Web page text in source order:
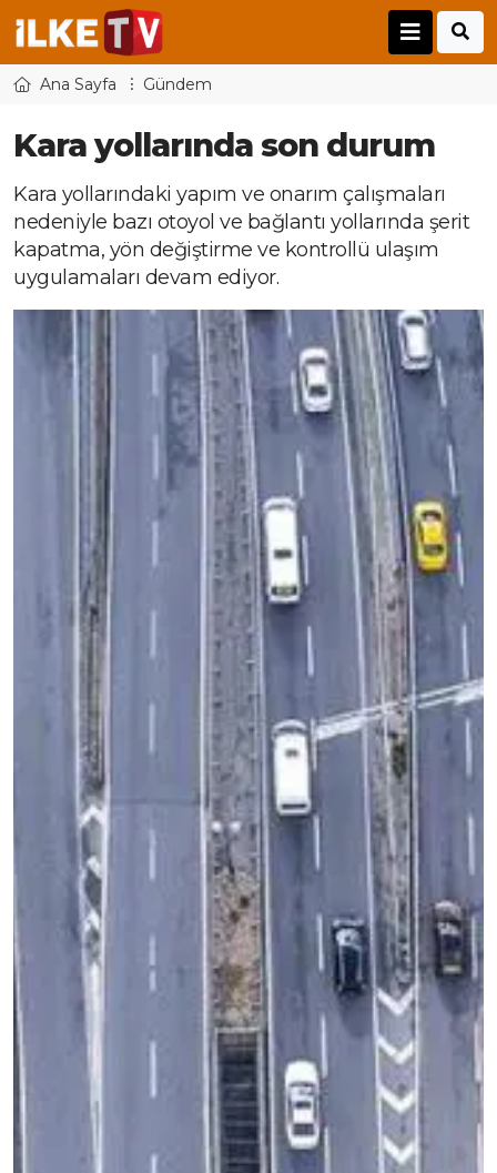
Ana Sayfa Gündem
Kara yollarında son durum
Kara yollarındaki yapım ve onarım çalışmaları
nedeniyle bazı otoyol ve bağlantı yollarında şerit
kapatma, yön değiştirme ve kontrollü ulaşım
uygulamaları devam ediyor.